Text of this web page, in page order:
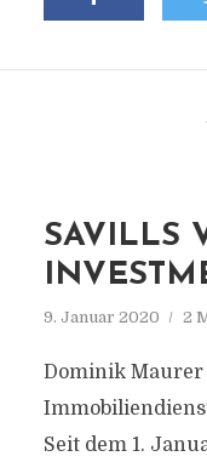
SAVILLS
9. Januar 2020 2
Dominik
Seit dem 1.